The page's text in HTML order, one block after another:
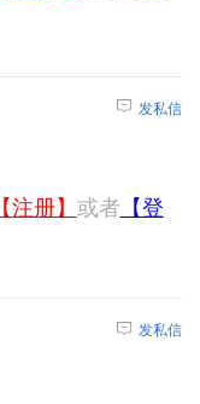
发私信
【注册】 或者 【登
发私信